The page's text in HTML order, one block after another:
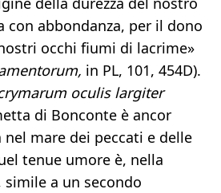
con abbondanza, per il dono
occhi fiumi di lacrime»
in PL, 101, 454D).
oculis largiter
di Bonconte è ancor
nel mare dei peccati e delle
tenue umore è, nella
a un secondo